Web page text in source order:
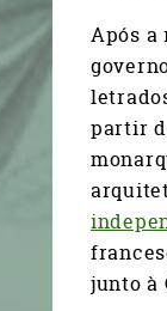
Após a
partir
junto à